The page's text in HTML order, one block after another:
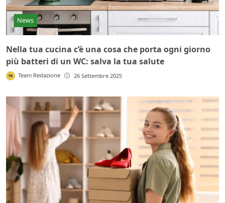
News
Nella tua cucina c’è una cosa che porta ogni giorno
più batteri di un WC: salva la tua salute
Team Redazione 26 Settembre 2025